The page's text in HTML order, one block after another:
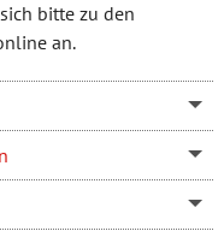
bitte zu den
an.